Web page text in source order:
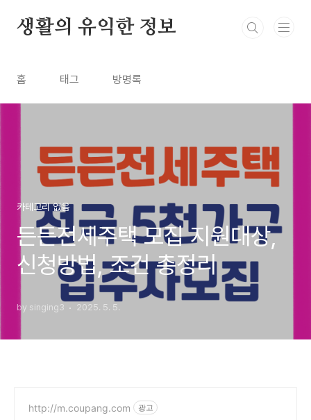
생활의 유익한 정보
홈 태그 방명록
카테고리 없음
든든전세주택 모집 지원대상,
신청방법, 조건 총정리
by singing3 2025. 5. 5.
http://m.coupang.com 광고